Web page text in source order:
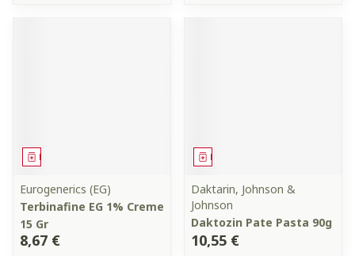
Médicament
Eurogenerics (EG)
Terbinafine EG 1% Creme
15 Gr
8,67 €
Médicament
Daktarin, Johnson &
Johnson
Daktozin Pate Pasta 90g
10,55 €